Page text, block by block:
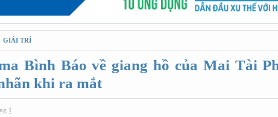
GIẢI TRÍ
Bình Báo về giang hồ của Mai Tài
khi ra mắt
1